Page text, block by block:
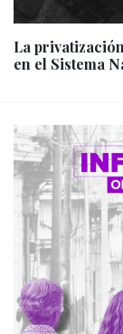
La
en el Sistema